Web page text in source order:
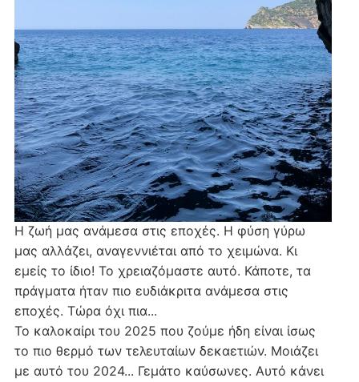
Η ζωή μας ανάμεσα στις εποχές. Η φύση γύρω
μας αλλάζει, αναγεννιέται από το χειμώνα. Κι
εμείς το ίδιο! Το χρειαζόμαστε αυτό. Κάποτε, τα
πράγματα ήταν πιο ευδιάκριτα ανάμεσα στις
εποχές. Τώρα όχι πια...
Το καλοκαίρι του 2025 που ζούμε ήδη είναι ίσως
το πιο θερμό των τελευταίων δεκαετιών. Μοιάζει
με αυτό του 2024... Γεμάτο καύσωνες. Αυτό κάνει